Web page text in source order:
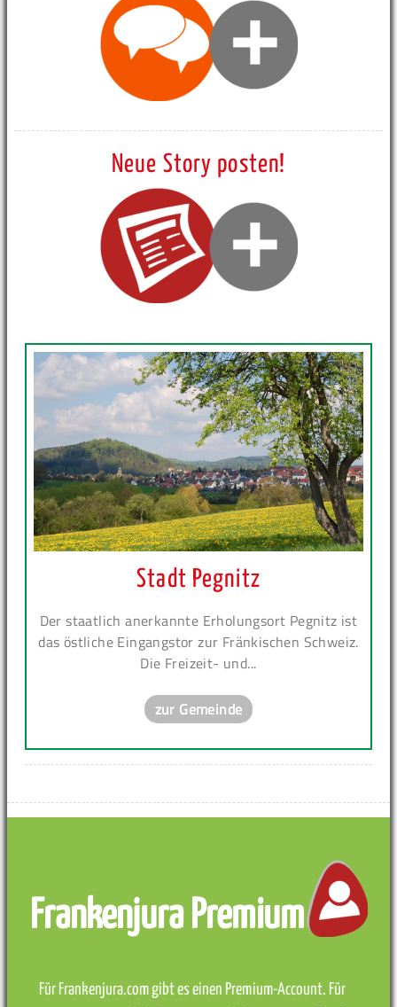
Neue Story posten!
Stadt Pegnitz
Der staatlich anerkannte Erholungsort Pegnitz ist
das östliche Eingangstor zur Fränkischen Schweiz.
Die Freizeit- und...
zur Gemeinde
Frankenjura Premium
Für Frankenjura.com gibt es einen Premium-Account. Für